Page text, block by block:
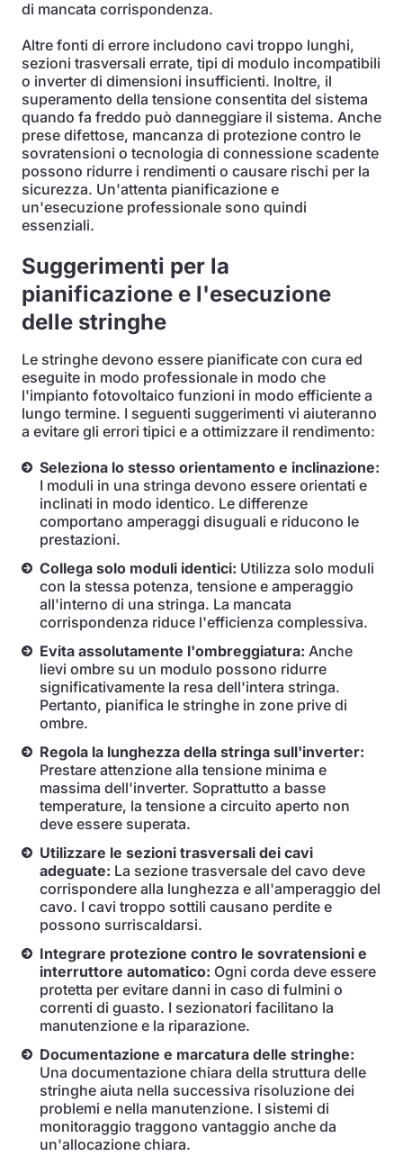
di mancata corrispondenza.
Altre fonti di errore includono cavi troppo lunghi,
sezioni trasversali errate, tipi di modulo incompatibili
o inverter di dimensioni insufficienti. Inoltre, il
superamento della tensione consentita del sistema
quando fa freddo può danneggiare il sistema. Anche
prese difettose, mancanza di protezione contro le
sovratensioni o tecnologia di connessione scadente
possono ridurre i rendimenti o causare rischi per la
sicurezza. Un'attenta pianificazione e
un'esecuzione professionale sono quindi
essenziali.
Suggerimenti per la
pianificazione e l'esecuzione
delle stringhe
Le stringhe devono essere pianificate con cura ed
eseguite in modo professionale in modo che
l'impianto fotovoltaico funzioni in modo efficiente a
lungo termine. I seguenti suggerimenti vi aiuteranno
a evitare gli errori tipici e a ottimizzare il rendimento:
Seleziona lo stesso orientamento e inclinazione:
I moduli in una stringa devono essere orientati e
inclinati in modo identico. Le differenze
comportano amperaggi disuguali e riducono le
prestazioni.
Collega solo moduli identici: Utilizza solo moduli
con la stessa potenza, tensione e amperaggio
all'interno di una stringa. La mancata
corrispondenza riduce l'efficienza complessiva.
Evita assolutamente l'ombreggiatura: Anche
lievi ombre su un modulo possono ridurre
significativamente la resa dell'intera stringa.
Pertanto, pianifica le stringhe in zone prive di
ombre.
Regola la lunghezza della stringa sull'inverter:
Prestare attenzione alla tensione minima e
massima dell'inverter. Soprattutto a basse
temperature, la tensione a circuito aperto non
deve essere superata.
Utilizzare le sezioni trasversali dei cavi
adeguate: La sezione trasversale del cavo deve
corrispondere alla lunghezza e all'amperaggio del
cavo. I cavi troppo sottili causano perdite e
possono surriscaldarsi.
Integrare protezione contro le sovratensioni e
interruttore automatico: Ogni corda deve essere
protetta per evitare danni in caso di fulmini o
correnti di guasto. I sezionatori facilitano la
manutenzione e la riparazione.
Documentazione e marcatura delle stringhe:
Una documentazione chiara della struttura delle
stringhe aiuta nella successiva risoluzione dei
problemi e nella manutenzione. I sistemi di
monitoraggio traggono vantaggio anche da
un'allocazione chiara.